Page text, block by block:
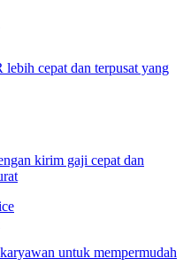
cepat dan terpusat yang
kirim gaji cepat dan
untuk mempermudah